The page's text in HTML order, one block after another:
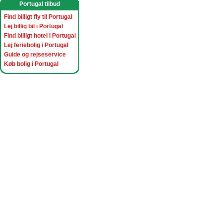
Portugal tilbud
Find billigt fly til Portugal
Lej billig bil i Portugal
Find billigt hotel i Portugal
Lej feriebolig i Portugal
Guide og rejseservice
Køb bolig i Portugal